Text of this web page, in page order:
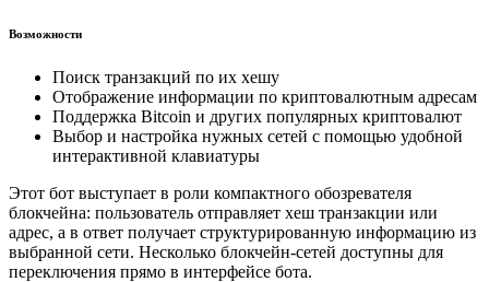
Возможности
Поиск транзакций по их хешу
Отображение информации по криптовалютным адресам
Поддержка Bitcoin и других популярных криптовалют
Выбор и настройка нужных сетей с помощью удобной
интерактивной клавиатуры
Этот бот выступает в роли компактного обозревателя
блокчейна: пользователь отправляет хеш транзакции или
адрес, а в ответ получает структурированную информацию из
выбранной сети. Несколько блокчейн-сетей доступны для
переключения прямо в интерфейсе бота.